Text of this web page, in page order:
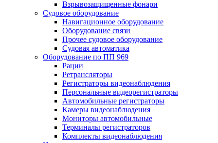
Взрывозащищенные фонари
Судовое оборудование
Навигационное оборудование
Оборудование связи
Прочее судовое оборудование
Судовая автоматика
Оборудование по ПП 969
Рации
Ретрансляторы
Регистраторы видеонаблюдения
Персональные видеорегистраторы
Автомобильные регистраторы
Камеры видеонаблюдения
Мониторы автомобильные
Терминалы регистраторов
Комплекты видеонаблюдения